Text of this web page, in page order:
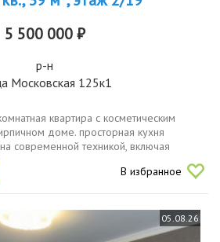
5 500 000 ₽
р-н
Московская 125к1
квартира с косметическим
доме. просторная кухня
современной техникой, включая
вид на улицу, что обеспечивает
В избранное
05.08.26